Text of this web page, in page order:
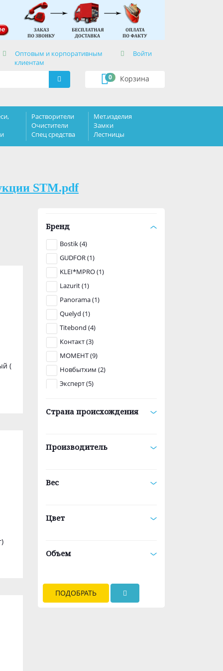
Оптовым и корпоративным
клиентам
Войти
Корзина
0
Растворители
Очистители
Спец средства
Мет.изделия
Замки
Лестницы
STM.pdf
Бренд
Bostik (4)
GUDFOR (1)
KLEI*MPRO (1)
Lazurit (1)
Panorama (1)
Quelyd (1)
Titebond (4)
Контакт (3)
МОМЕНТ (9)
Новбытхим (2)
Эксперт (5)
Страна происхождения
Производитель
Вес
Цвет
Объем
ПОДОБРАТЬ
(